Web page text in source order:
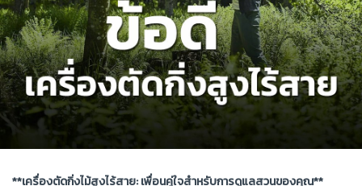
**เครื่องตัดกิ่งไม้สูงไร้สาย: เพื่อนคู่ใจสำหรับการดูแลสวนของคุณ**